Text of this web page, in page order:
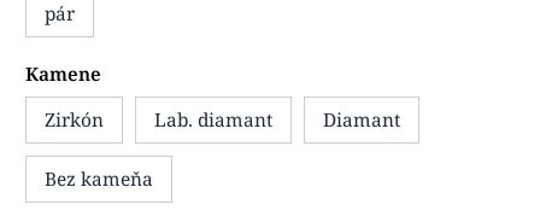
pár
Kamene
Zirkón
Lab. diamant Diamant
Bez kameňa